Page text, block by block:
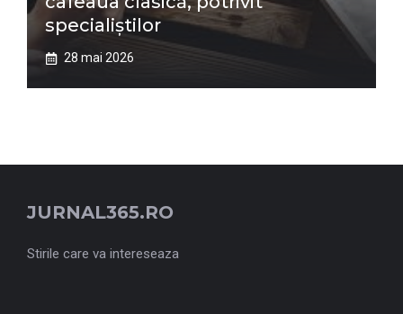
specialiștilor
28 mai 2026
JURNAL365.RO
Stirile care va intereseaza